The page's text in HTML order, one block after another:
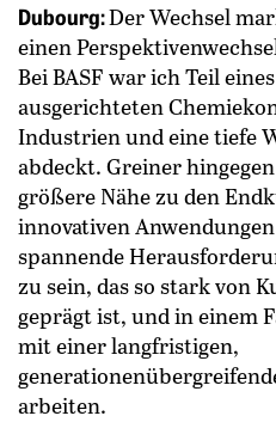
Dubourg:Der Wechsel
einen
Bei BASF war ich Teil
ausgerichteten
Industrien und eine tiefe
abdeckt. Greiner
größere Nähe zu den
innovativen
spannende
zu sein, das so stark von
geprägt ist, und in einem
mit einer langfristigen,
arbeiten.